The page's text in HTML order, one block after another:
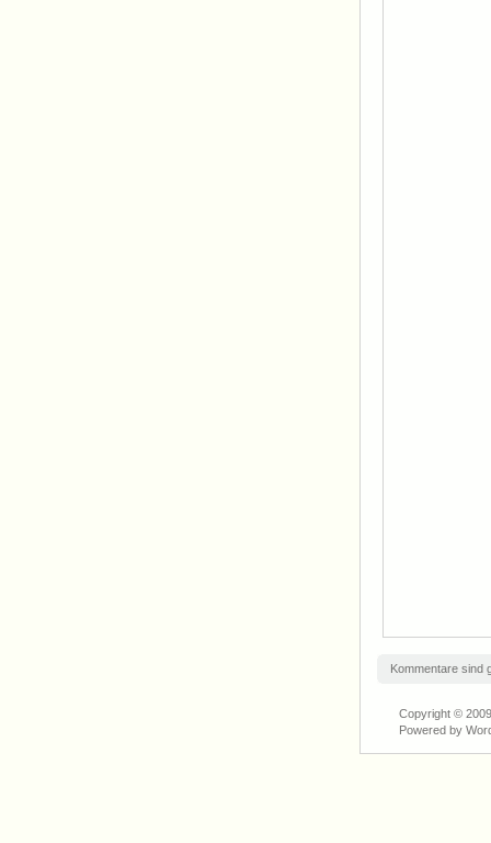
Kommentare sind
Copyright ©
Powered by